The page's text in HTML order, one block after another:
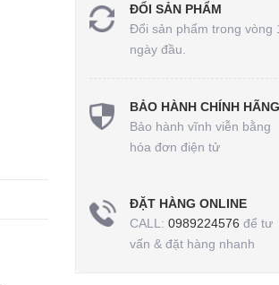
ĐỔI SẢN PHẨM
Đổi sản phẩm trong vòng
ngày đầu.
BẢO HÀNH CHÍNH HÃNG
Bảo hành vĩnh viễn bằng
hóa đơn điện tử
ĐẶT HÀNG ONLINE
CALL: 0989224576 để tư
vấn & đặt hàng nhanh